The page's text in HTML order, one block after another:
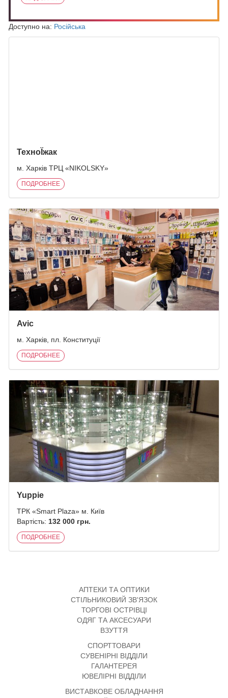
Доступно на: Російська
ТехноЇжак
м. Харків ТРЦ «NIKOLSKY»
ПОДРОБНЕЕ
Avic
м. Харків, пл. Конституції
ПОДРОБНЕЕ
Yuppie
ТРК «Smart Plaza» м. Київ
Вартість: 132 000 грн.
ПОДРОБНЕЕ
АПТЕКИ ТА ОПТИКИ
СТІЛЬНИКОВИЙ ЗВ'ЯЗОК
ТОРГОВІ ОСТРІВЦІ
ОДЯГ ТА АКСЕСУАРИ
ВЗУТТЯ
СПОРТТОВАРИ
СУВЕНІРНІ ВІДДІЛИ
ГАЛАНТЕРЕЯ
ЮВЕЛІРНІ ВІДДІЛИ
ВИСТАВКОВЕ ОБЛАДНАННЯ